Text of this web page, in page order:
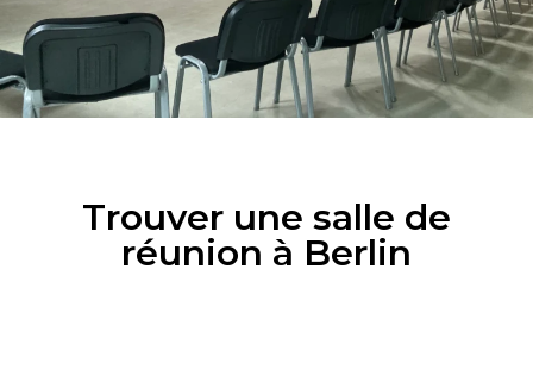
Trouver une salle de
réunion à Berlin